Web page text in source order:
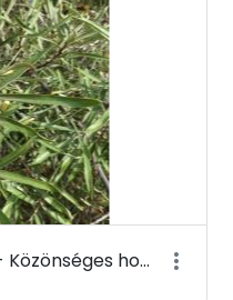
Hippophae rhamnoides - Közönséges homoktövis - Budai Arborétum